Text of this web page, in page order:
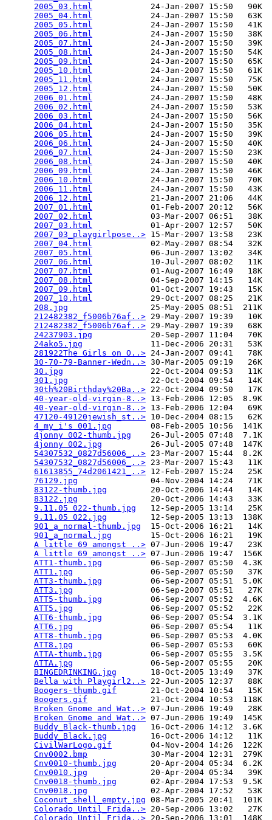
2005_03.html
            24-Jan-2007 15:50   90K
2005_04.html
            24-Jan-2007 15:50   63K
2005_05.html
            24-Jan-2007 15:50   41K
2005_06.html
            24-Jan-2007 15:50   38K
2005_07.html
            24-Jan-2007 15:50   39K
2005_08.html
            24-Jan-2007 15:50   54K
2005_09.html
            24-Jan-2007 15:50   65K
2005_10.html
            24-Jan-2007 15:50   61K
2005_11.html
            24-Jan-2007 15:50   75K
2005_12.html
            24-Jan-2007 15:50   50K
2006_01.html
            24-Jan-2007 15:50   48K
2006_02.html
            24-Jan-2007 15:50   53K
2006_03.html
            24-Jan-2007 15:50   56K
2006_04.html
            24-Jan-2007 15:50   35K
2006_05.html
            24-Jan-2007 15:50   39K
2006_06.html
            24-Jan-2007 15:50   40K
2006_07.html
            24-Jan-2007 15:50   23K
2006_08.html
            24-Jan-2007 15:50   40K
2006_09.html
            24-Jan-2007 15:50   46K
2006_10.html
            24-Jan-2007 15:50   70K
2006_11.html
            24-Jan-2007 15:50   43K
2006_12.html
            21-Jan-2007 21:06   44K
2007_01.html
            01-Feb-2007 20:12   56K
2007_02.html
            03-Mar-2007 06:51   38K
2007_03.html
            01-Apr-2007 12:57   50K
2007_03_playgirlpose..> 15-Mar-2007 13:58   23K
2007_04.html
            02-May-2007 08:54   32K
2007_05.html
            06-Jun-2007 13:02   34K
2007_06.html
            10-Jul-2007 08:02   11K
2007_07.html
            01-Aug-2007 16:49   18K
2007_08.html
            04-Sep-2007 14:15   14K
2007_09.html
            01-Oct-2007 19:43   15K
2007_10.html
            29-Oct-2007 08:25   21K
208.jpg
                 25-May-2005 08:51  211K
212482382_f5006b76af..> 29-May-2007 19:39   10K
212482382_f5006b76af..> 29-May-2007 19:39   68K
24237903.jpg
            20-Sep-2007 11:04   70K
24ako5.jpg
              11-Dec-2006 20:31   53K
281922The Girls on O..> 24-Jan-2007 09:41   78K
30-70-79-Banner-Wedn..> 30-Mar-2005 09:19   26K
30.jpg
                  22-Oct-2004 09:53   11K
301.jpg
                 22-Oct-2004 09:54   14K
30th%20Birthday%20Ba..> 22-Oct-2004 09:50   17K
40-year-old-virgin-8..> 13-Feb-2006 12:05  8.9K
40-year-old-virgin-8..> 13-Feb-2006 12:04   69K
47120-49120jewish_st..> 10-Dec-2004 08:15   62K
4_my_i's 001.jpg
        08-Feb-2005 10:56  141K
4jonny 002-thumb.jpg
    26-Jul-2005 07:48  7.1K
4jonny 002.jpg
          26-Jul-2005 07:48  147K
54307532_0827d56006_..> 23-Mar-2007 15:44  8.2K
54307532_0827d56006_..> 23-Mar-2007 15:43   11K
61613855_74d2061421_..> 12-Feb-2007 15:24   25K
76129.jpg
               04-Nov-2004 14:24   71K
83122-thumb.jpg
         20-Oct-2006 14:44   14K
83122.jpg
               20-Oct-2006 14:43   33K
9.11.05 022-thumb.jpg
   12-Sep-2005 13:14   25K
9.11.05 022.jpg
         12-Sep-2005 13:13  138K
901_a_normal-thumb.jpg
  15-Oct-2006 16:21   14K
901_a_normal.jpg
        15-Oct-2006 16:21   19K
A little 69 amongst ..> 07-Jun-2006 19:47   23K
A little 69 amongst ..> 07-Jun-2006 19:47  156K
ATT1-thumb.jpg
          06-Sep-2007 05:50  4.3K
ATT1.jpg
                06-Sep-2007 05:50   37K
ATT3-thumb.jpg
          06-Sep-2007 05:51  5.0K
ATT3.jpg
                06-Sep-2007 05:51   27K
ATT5-thumb.jpg
          06-Sep-2007 05:52  4.6K
ATT5.jpg
                06-Sep-2007 05:52   22K
ATT6-thumb.jpg
          06-Sep-2007 05:54  3.1K
ATT6.jpg
                06-Sep-2007 05:54   11K
ATT8-thumb.jpg
          06-Sep-2007 05:53  4.0K
ATT8.jpg
                06-Sep-2007 05:53   60K
ATTA-thumb.jpg
          06-Sep-2007 05:55  3.5K
ATTA.jpg
                06-Sep-2007 05:55   20K
BINGEDRINKING.jpg
       18-Oct-2005 13:49   37K
Bella with Playgirl2..> 22-Jun-2005 12:37   88K
Boogers-thumb.gif
       21-Oct-2004 10:54   15K
Boogers.gif
             21-Oct-2004 10:53  118K
Broken Gnome and Wat..> 07-Jun-2006 19:49   28K
Broken Gnome and Wat..> 07-Jun-2006 19:49  145K
Buddy_Black-thumb.jpg
   16-Oct-2006 14:12  3.6K
Buddy_Black.jpg
         16-Oct-2006 14:12   11K
CivilWarLogo.gif
        04-Nov-2004 14:26  122K
Cnv0002.bmp
             30-Mar-2004 12:31  279K
Cnv0010-thumb.jpg
       20-Apr-2004 05:34  6.2K
Cnv0010.jpg
             20-Apr-2004 05:34   39K
Cnv0018-thumb.jpg
       02-Apr-2004 17:53  9.5K
Cnv0018.jpg
             02-Apr-2004 17:52   53K
Coconut_shell_empty.jpg 08-Mar-2005 20:41  101K
Colorado_Until_Frida..> 20-Sep-2006 13:02   27K
Colorado_Until_Frida..> 20-Sep-2006 13:01  148K